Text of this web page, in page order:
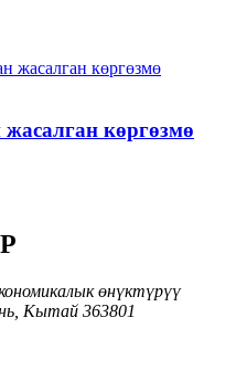
көргөзмө
өнүктүрүү
Кытай 363801